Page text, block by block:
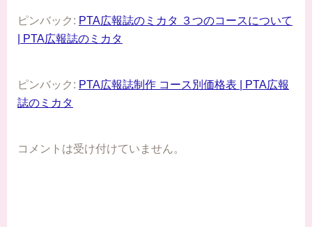
ピンバック: PTA広報誌のミカタ ３つのコースについて
| PTA広報誌のミカタ
ピンバック: PTA広報誌制作 コース別価格表 | PTA広報
誌のミカタ
コメントは受け付けていません。